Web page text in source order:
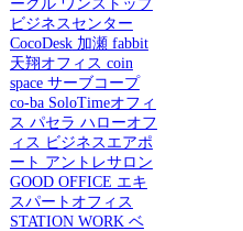
ークルワンストップ
ビジネスセンター
CocoDesk加瀬 fabbit
天翔オフィス coin
spaceサーブコープ
co-baSoloTimeオフィ
ス パセラ ハローオフ
ィス ビジネスエアポ
ート アントレサロン
GOOD OFFICE エキ
スパートオフィス
STATION WORKベ